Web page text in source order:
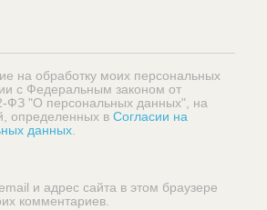
на обработку моих персональных
с Федеральным законом от
ФЗ "О персональных данных", на
определенных в Согласии на
данных
и адрес сайта в этом браузере
комментариев.